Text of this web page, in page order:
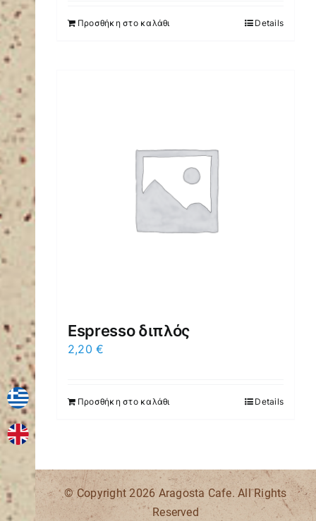
Προσθήκη στο καλάθι Details
Espresso διπλός
2,20€
Προσθήκη στο καλάθι Details
© Copyright 2026 Aragosta Cafe. All Rights
Reserved